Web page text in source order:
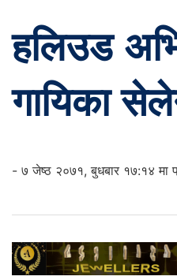
हलिउड
गायिका
- ७ जेष्ठ २०७१, बुधबार १७:१४ मा